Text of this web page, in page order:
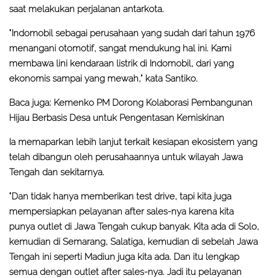
saat melakukan perjalanan antarkota.
"Indomobil sebagai perusahaan yang sudah dari tahun 1976
menangani otomotif, sangat mendukung hal ini. Kami
membawa lini kendaraan listrik di Indomobil, dari yang
ekonomis sampai yang mewah," kata Santiko.
Baca juga: Kemenko PM Dorong Kolaborasi Pembangunan
Hijau Berbasis Desa untuk Pengentasan Kemiskinan
Ia memaparkan lebih lanjut terkait kesiapan ekosistem yang
telah dibangun oleh perusahaannya untuk wilayah Jawa
Tengah dan sekitarnya.
"Dan tidak hanya memberikan test drive, tapi kita juga
mempersiapkan pelayanan after sales-nya karena kita
punya outlet di Jawa Tengah cukup banyak. Kita ada di Solo,
kemudian di Semarang, Salatiga, kemudian di sebelah Jawa
Tengah ini seperti Madiun juga kita ada. Dan itu lengkap
semua dengan outlet after sales-nya. Jadi itu pelayanan